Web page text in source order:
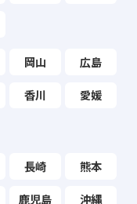
岡山 広島
香川 愛媛
長崎 熊本
鹿児島 沖縄